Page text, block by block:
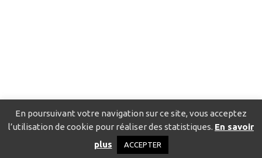
Catalogue pour localiser les fournisseurs
Politique de confidentialité
En poursuivant votre navigation sur ce site, vous acceptez
l’utilisation de cookie pour réaliser des statistiques. En savoir
plus
ACCEPTER